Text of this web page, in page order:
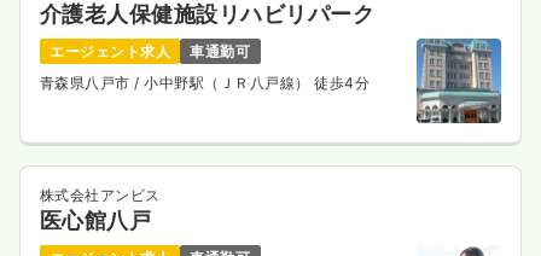
介護老人保健施設リハビリパーク
エージェント求人
車通勤可
青森県八戸市 / 小中野駅（ＪＲ八戸線） 徒歩4分
株式会社アンビス
医心館八戸